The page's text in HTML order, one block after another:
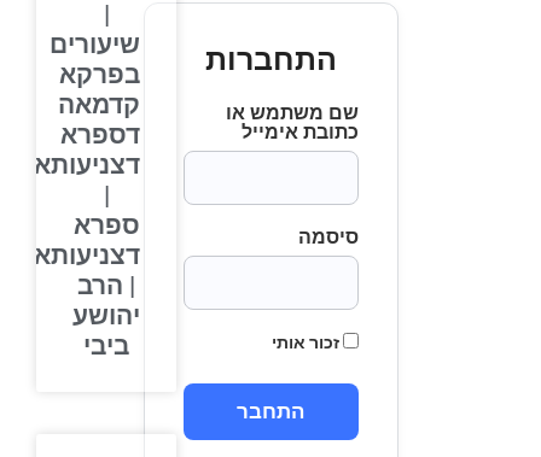
התחברות
שם משתמש או
כתובת אימייל
סיסמה
זכור אותי
שיעורים
בפרקא
קדמאה
דספרא
דצניעותא
ספרא
דצניעותא
| הרב
יהושע
ביבי